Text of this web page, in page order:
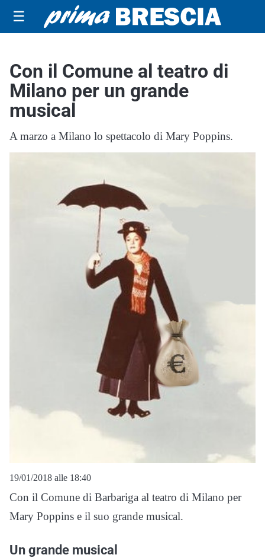
☰
Con il Comune al teatro di
Milano per un grande
musical
A marzo a Milano lo spettacolo di Mary Poppins.
19/01/2018 alle 18:40
Con il Comune di Barbariga al teatro di Milano per
Mary Poppins e il suo grande musical.
Un grande musical